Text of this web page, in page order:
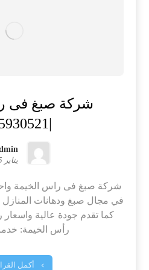
شركة صبغ فى
|0565930521
يناير 5, 2025
شركة صبغ فى راس الخيمة
في مجال صبغ ودهانات المنازل
كما تقدم جودة عالية
رأس الخيمة:
أكمل